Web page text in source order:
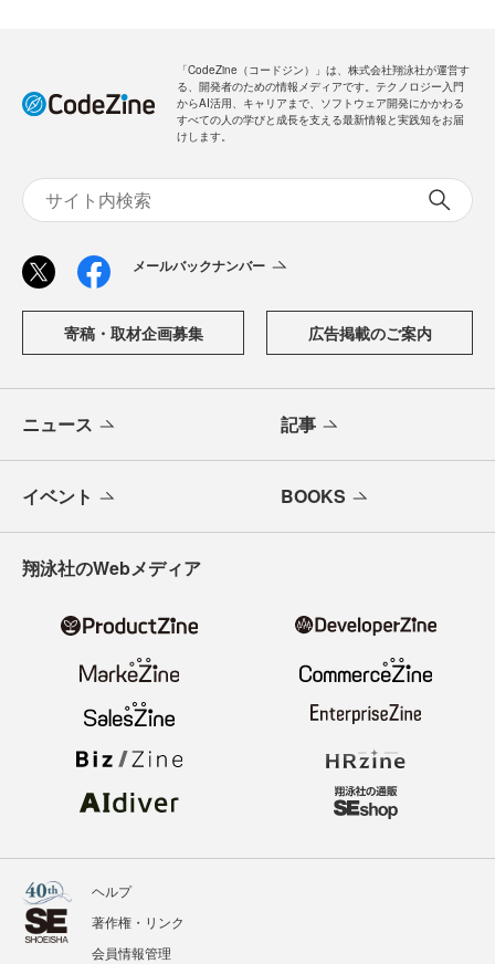
「CodeZine（コードジン）」は、株式会社翔泳社が運営す
る、開発者のための情報メディアです。テクノロジー入門
からAI活用、キャリアまで、ソフトウェア開発にかかわる
すべての人の学びと成長を支える最新情報と実践知をお届
けします。
メールバックナンバー
寄稿・取材企画募集 広告掲載のご案内
ニュース 記事
イベント BOOKS
翔泳社のWebメディア
ヘルプ
著作権・リンク
会員情報管理